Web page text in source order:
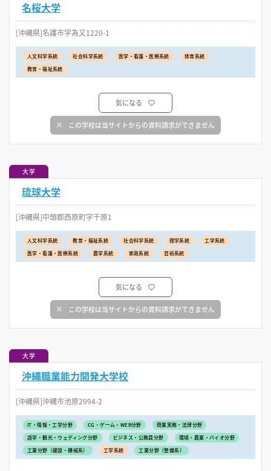
名桜大学
[沖縄県]名護市字為又1220-1
人文科学系統 社会科学系統 医学・看護・医療系統
体育系統
教育・福祉系統
気になる
この学校は当サイトからの資料請求ができません
大学
琉球大学
[沖縄県]中頭郡西原町字千原1
人文科学系統 教育・福祉系統 社会科学系統 理学系統
工学系統
医学・看護・医療系統
農学系統 家政系統 芸術系統
気になる
この学校は当サイトからの資料請求ができません
大学
沖縄職業能力開発大学校
[沖縄県]沖縄市池原2994-2
IT・情報・工学分野 CG・ゲーム・WEB分野
商業実務・法律分野
語学・観光・ウェディング分野
ビジネス・公務員分野
環境・農業・バイオ分野
工業分野（建設・機械系）
工学系統 工業分野（整備系）